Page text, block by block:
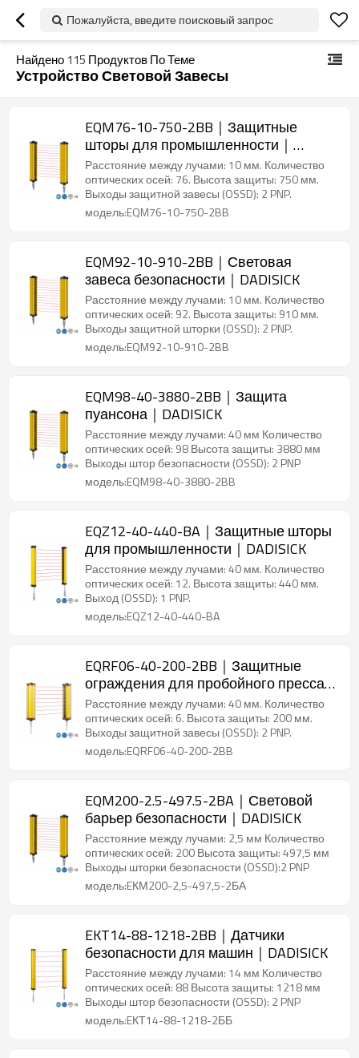
Пожалуйста, введите поисковый запрос
Найдено 115 Продуктов По Теме
Устройство Световой Завесы
EQM76-10-750-2BB｜Защитные
шторы для промышленности｜
DADISICK
Расстояние между лучами: 10 мм. Количество
оптических осей: 76. Высота защиты: 750 мм.
Выходы защитной завесы (OSSD): 2 PNP.
модель:EQM76-10-750-2BB
EQM92-10-910-2BB｜Световая
завеса безопасности｜DADISICK
Расстояние между лучами: 10 мм. Количество
оптических осей: 92. Высота защиты: 910 мм.
Выходы защитной шторки (OSSD): 2 PNP.
модель:EQM92-10-910-2BB
EQM98-40-3880-2BB｜Защита
пуансона｜DADISICK
Расстояние между лучами: 40 мм Количество
оптических осей: 98 Высота защиты: 3880 мм
Выходы штор безопасности (OSSD): 2 PNP
модель:EQM98-40-3880-2BB
EQZ12-40-440-BA｜Защитные шторы
для промышленности｜DADISICK
Расстояние между лучами: 40 мм. Количество
оптических осей: 12. Высота защиты: 440 мм.
Выход (OSSD): 1 PNP.
модель:EQZ12-40-440-BA
EQRF06-40-200-2BB｜Защитные
ограждения для пробойного пресса
｜DADISICK
Расстояние между лучами: 40 мм. Количество
оптических осей: 6. Высота защиты: 200 мм.
Выходы защитной завесы (OSSD): 2 PNP.
модель:EQRF06-40-200-2BB
EQM200-2.5-497.5-2BA｜Световой
барьер безопасности｜DADISICK
Расстояние между лучами: 2,5 мм Количество
оптических осей: 200 Высота защиты: 497,5 мм
Выходы шторки безопасности (OSSD):2 PNP
модель:EКМ200-2,5-497,5-2БА
EKT14-88-1218-2BB｜Датчики
безопасности для машин｜DADISICK
Расстояние между лучами: 14 мм Количество
оптических осей: 88 Высота защиты: 1218 мм
Выходы штор безопасности (OSSD): 2 PNP
модель:EКТ14-88-1218-2ББ